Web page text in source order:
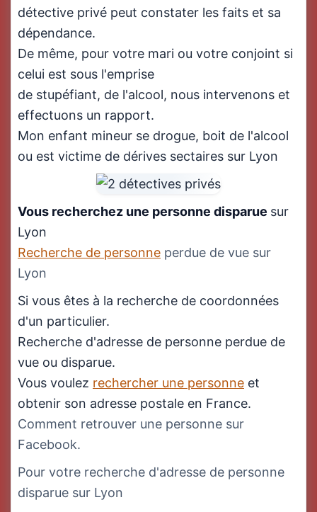
détective privé peut constater les faits et sa
dépendance.
De même, pour votre mari ou votre conjoint si
celui est sous l'emprise
de stupéfiant, de l'alcool, nous intervenons et
effectuons un rapport.
Mon enfant mineur se drogue, boit de l'alcool
ou est victime de dérives sectaires sur Lyon
Vous recherchez une personne disparue sur
Lyon
Recherche de personne perdue de vue sur
Lyon
Si vous êtes à la recherche de coordonnées
d'un particulier.
Recherche d'adresse de personne perdue de
vue ou disparue.
Vous voulez rechercher une personne et
obtenir son adresse postale en France.
Comment retrouver une personne sur
Facebook.
Pour votre recherche d'adresse de personne
disparue sur Lyon